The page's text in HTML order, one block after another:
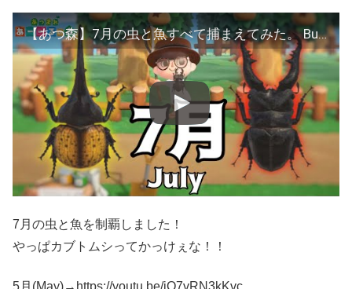
【あつ森】7月の虫と魚すべて捕まえてみた。 Bugs to Get and Fish to Get in July.【Animal Crossing: New Horizons】[Eng Sub]
7月の虫と魚を制覇しました！
やっぱカブトムシってかっけぇな！！
5月(May)→https://youtu.be/iQ7vRN3kKvc